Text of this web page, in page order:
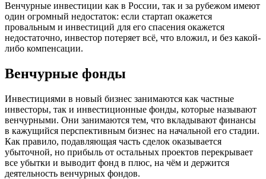
Венчурные инвестиции как в России, так и за рубежом имеют
один огромный недостаток: если стартап окажется
провальным и инвестиций для его спасения окажется
недостаточно, инвестор потеряет всё, что вложил, и без какой-
либо компенсации.
Венчурные фонды
Инвестициями в новый бизнес занимаются как частные
инвесторы, так и инвестиционные фонды, которые называют
венчурными. Они занимаются тем, что вкладывают финансы
в кажущийся перспективным бизнес на начальной его стадии.
Как правило, подавляющая часть сделок оказывается
убыточной, но прибыль от остальных проектов перекрывает
все убытки и выводит фонд в плюс, на чём и держится
деятельность венчурных фондов.